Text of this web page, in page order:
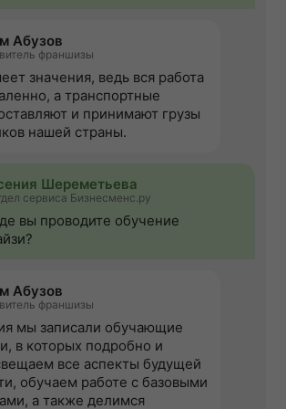
Абузов
франшизы
значения, ведь вся работа
а транспортные
и принимают грузы
нашей страны.
Шереметьева
сервиса Бизнесменс.ру
вы проводите обучение
Абузов
франшизы
мы записали обучающие
в которых подробно и
все аспекты будущей
обучаем работе с базовыми
а также делимся